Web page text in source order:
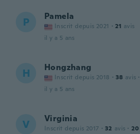
P Pamela
Inscrit depuis 2021 · 21 avis
il y a 5 ans
H Hongzhang
Inscrit depuis 2018 · 38 avis ·
il y a 5 ans
V Virginia
Inscrit depuis 2017 · 32 avis · 20